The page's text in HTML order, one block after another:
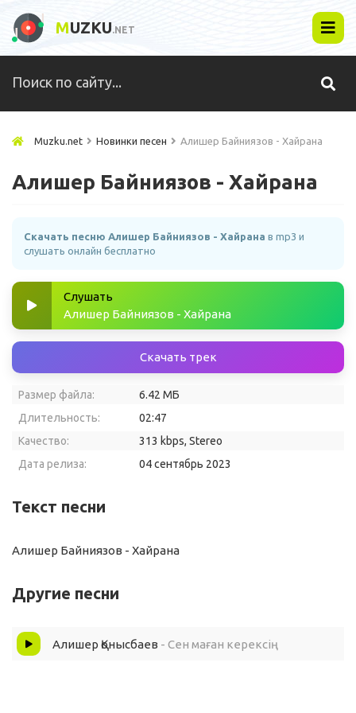
MUZKU.NET
Muzku.net Новинки песен Алишер Байниязов - Хайрана
Алишер Байниязов - Хайрана
Скачать песню Алишер Байниязов - Хайрана в mp3 и
слушать онлайн бесплатно
Слушать
Алишер Байниязов - Хайрана
Скачать трек
Размер файла:
6.42 МБ
Длительность:
02:47
Качество:
313 kbps, Stereo
Дата релиза:
04 сентябрь 2023
Текст песни
Алишер Байниязов - Хайрана
Другие песни
Алишер Қонысбаев - Сен маған керексің